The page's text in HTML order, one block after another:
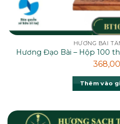
HƯƠNG BÀI
Hương Đạo Bài – Hộp 100
thức mùi thơm từ rễ
Thêm vào